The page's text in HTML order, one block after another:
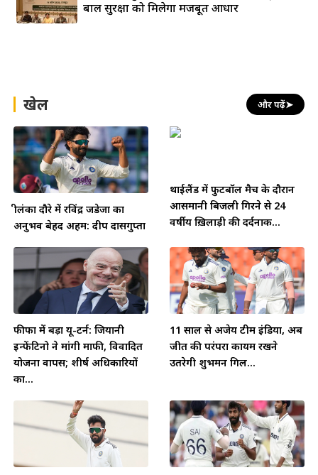
बाल सुरक्षा को मिलेगा मजबूत आधार
खेल और पढ़ें➤
श्रीलंका दौरे में रविंद्र जडेजा का
अनुभव बेहद अहम: दीप दासगुप्ता
थाईलैंड में फुटबॉल मैच के दौरान
आसमानी बिजली गिरने से 24
वर्षीय ख़िलाड़ी की दर्दनाक...
फीफा में बड़ा यू-टर्न: जियानी
इन्फेंटिनो ने मांगी माफी, विवादित
योजना वापस; शीर्ष अधिकारियों
का...
11 साल से अजेय टीम इंडिया, अब
जीत की परंपरा कायम रखने
उतरेगी शुभमन गिल...